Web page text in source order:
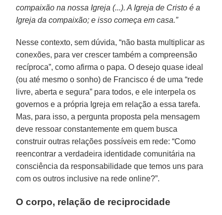
compaixão na nossa Igreja (...). A Igreja de Cristo é a
Igreja da compaixão; e isso começa em casa.”
Nesse contexto, sem dúvida, “não basta multiplicar as
conexões, para ver crescer também a compreensão
recíproca”, como afirma o papa. O desejo quase ideal
(ou até mesmo o sonho) de Francisco é de uma “rede
livre, aberta e segura” para todos, e ele interpela os
governos e a própria Igreja em relação a essa tarefa.
Mas, para isso, a pergunta proposta pela mensagem
deve ressoar constantemente em quem busca
construir outras relações possíveis em rede: “Como
reencontrar a verdadeira identidade comunitária na
consciência da responsabilidade que temos uns para
com os outros inclusive na rede online?”.
O corpo, relação de reciprocidade